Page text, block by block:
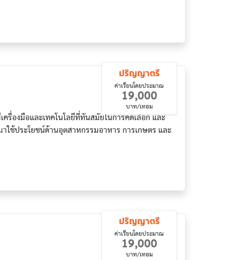
องมือและเทคโนโลยีที่ทันสมัยในการคัดเลือก และ
ช้ประโยชน์ด้านอุตสาหกรรมอาหาร การเกษตร และ
ปริญญาตรี
ค่าเรียนโดยประมาณ
19,000
บาท/เทอม
ปริญญาตรี
ค่าเรียนโดยประมาณ
19,000
บาท/เทอม